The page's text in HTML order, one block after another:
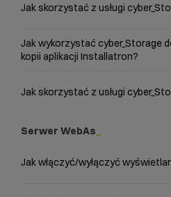
Jak skorzystać z usługi
Jak wykorzystać cyber_Storage
kopii aplikacji Installatron?
Jak skorzystać z usługi
Serwer WebAs
Jak włączyć/wyłączyć